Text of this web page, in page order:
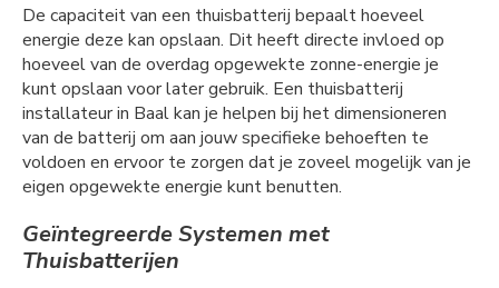
De capaciteit van een thuisbatterij bepaalt hoeveel
energie deze kan opslaan. Dit heeft directe invloed op
hoeveel van de overdag opgewekte zonne-energie je
kunt opslaan voor later gebruik. Een thuisbatterij
installateur in Baal kan je helpen bij het dimensioneren
van de batterij om aan jouw specifieke behoeften te
voldoen en ervoor te zorgen dat je zoveel mogelijk van je
eigen opgewekte energie kunt benutten.
Geïntegreerde Systemen met
Thuisbatterijen